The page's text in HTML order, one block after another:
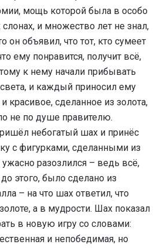
мощь которой была в особо
и множество лет не знал,
он объявил, что тот, кто сумеет
ему понравится, получит всё,
к нему начали прибывать
и каждый приносил ему
красивое, сделанное из золота,
не по душе правителю.
небогатый шах и принёс
с фигурками, сделанными из
разозлился – ведь всё,
этого, было сделано из
– на что шах ответил, что
а в мудрости. Шах показал
в новую игру со словами:
и непобедимая, но